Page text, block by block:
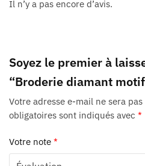
Il n’y a pas encore d’avis.
Soyez le premier à
“Broderie diamant
Votre adresse e-mail ne sera
obligatoires sont indiqués avec *
Votre note *